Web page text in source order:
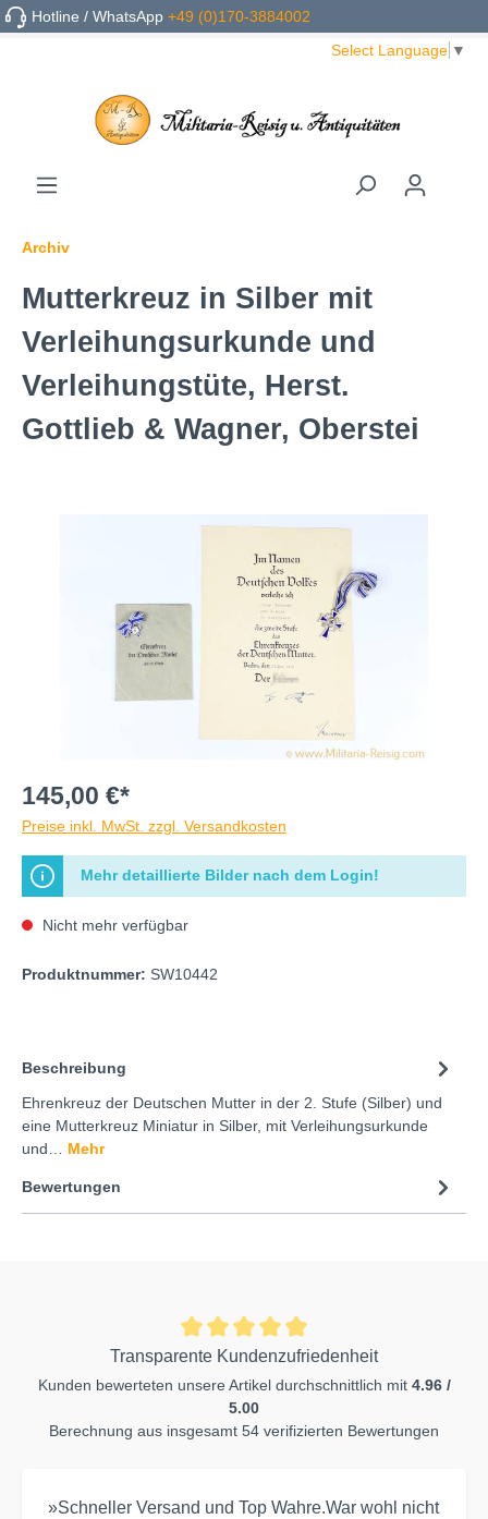
Hotline / WhatsApp+49 (0)170-3884002
Select Language ▼
Archiv
Mutterkreuz in Silber mit
Verleihungsurkunde und
Verleihungstüte, Herst.
Gottlieb & Wagner, Oberstei
145,00 €*
Preise inkl. MwSt. zzgl. Versandkosten
Mehr detaillierte Bilder nach dem Login!
Nicht mehr verfügbar
Produktnummer: SW10442
Beschreibung
Ehrenkreuz der Deutschen Mutter in der 2. Stufe (Silber) und
eine Mutterkreuz Miniatur in Silber, mit Verleihungsurkunde
und… Mehr
Bewertungen
Transparente Kundenzufriedenheit
Kunden bewerteten unsere Artikel durchschnittlich mit 4.96 /
5.00
Berechnung aus insgesamt 54 verifizierten Bewertungen
»Schneller Versand und Top Wahre.War wohl nicht